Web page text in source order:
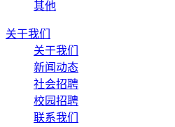
其他
关于我们
关于我们
新闻动态
社会招聘
校园招聘
联系我们